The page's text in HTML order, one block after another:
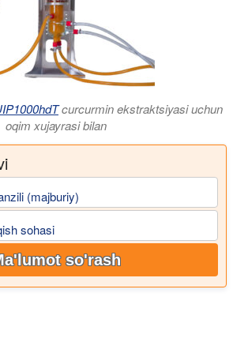
curcurmin ekstraktsiyasi uchun
oqim xujayrasi bilan
(majburiy)
sohasi
so'rash